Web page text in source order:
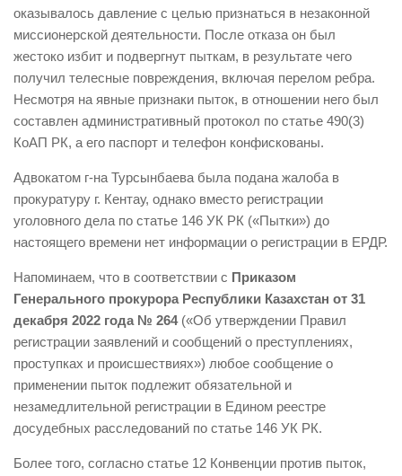
оказывалось давление с целью признаться в незаконной
миссионерской деятельности. После отказа он был
жестоко избит и подвергнут пыткам, в результате чего
получил телесные повреждения, включая перелом ребра.
Несмотря на явные признаки пыток, в отношении него был
составлен административный протокол по статье 490(3)
КоАП РК, а его паспорт и телефон конфискованы.
Адвокатом г-на Турсынбаева была подана жалоба в
прокуратуру г. Кентау, однако вместо регистрации
уголовного дела по статье 146 УК РК («Пытки») до
настоящего времени нет информации о регистрации в ЕРДР.
Напоминаем, что в соответствии с Приказом
Генерального прокурора Республики Казахстан от 31
декабря 2022 года № 264(«Об утверждении Правил
регистрации заявлений и сообщений о преступлениях,
проступках и происшествиях») любое сообщение о
применении пыток подлежит обязательной и
незамедлительной регистрации в Едином реестре
досудебных расследований по статье 146 УК РК.
Более того, согласно статье 12 Конвенции против пыток,